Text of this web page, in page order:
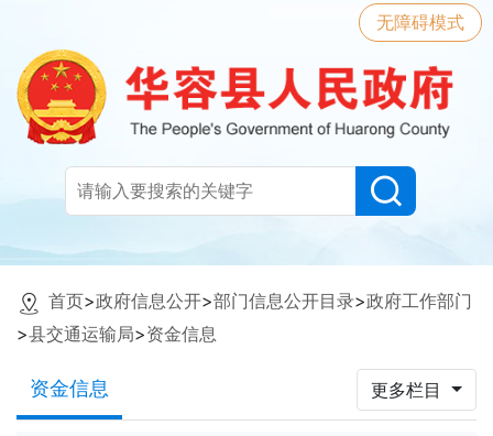
无障碍模式
首页>政府信息公开>部门信息公开目录>政府工作部门
>县交通运输局>资金信息
资金信息 更多栏目